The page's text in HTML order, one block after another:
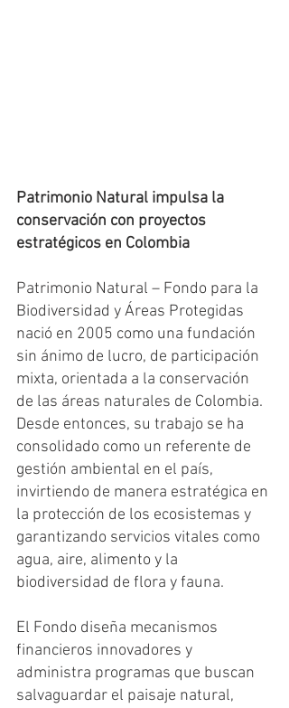
Patrimonio Natural impulsa la
conservación con proyectos
estratégicos en Colombia
Patrimonio Natural – Fondo para la
Biodiversidad y Áreas Protegidas
nació en 2005 como una fundación
sin ánimo de lucro, de participación
mixta, orientada a la conservación
de las áreas naturales de Colombia.
Desde entonces, su trabajo se ha
consolidado como un referente de
gestión ambiental en el país,
invirtiendo de manera estratégica en
la protección de los ecosistemas y
garantizando servicios vitales como
agua, aire, alimento y la
biodiversidad de flora y fauna.
El Fondo diseña mecanismos
financieros innovadores y
administra programas que buscan
salvaguardar el paisaje natural,